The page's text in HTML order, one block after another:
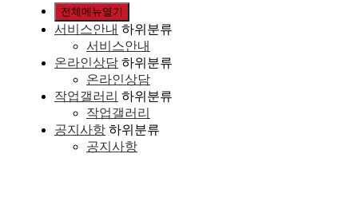
전체메뉴열기
서비스안내 하위분류
서비스안내
온라인상담 하위분류
온라인상담
작업갤러리 하위분류
작업갤러리
공지사항 하위분류
공지사항